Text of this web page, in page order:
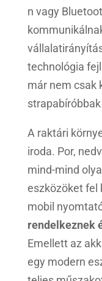
n vagy
technológia
már nem csak
A raktári
iroda. Por,
mind-mind
eszközöket fel
mobil
rendelkeznek
Emellett az
egy modern